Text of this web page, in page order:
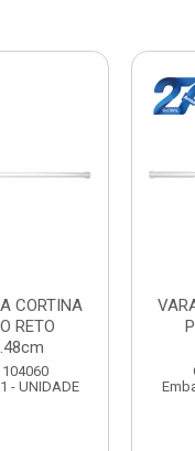
CORTINA
RETO
- UNIDADE